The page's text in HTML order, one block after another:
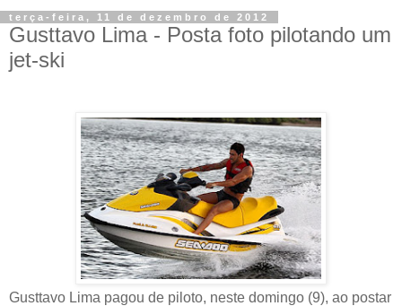
terça-feira, 11 de dezembro de 2012
Gusttavo Lima - Posta foto pilotando um
jet-ski
Gusttavo Lima pagou de piloto, neste domingo (9), ao postar